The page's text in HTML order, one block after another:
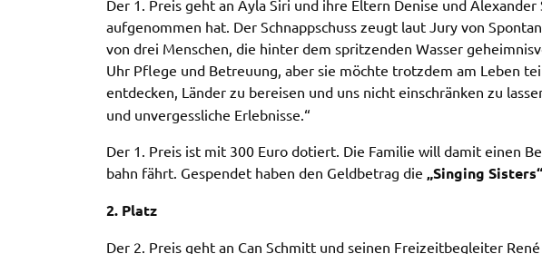
Der 1. Preis geht an Ayla Siri und ihre Eltern Deni­se und
aufge­nom­men hat. Der Schnapp­schuss zeugt laut Jury von
von drei Menschen, die hinter dem sprit­zen­den Wasser
Uhr Pfle­ge und Betreu­ung, aber sie möch­te trotz­dem am Leben
entde­cken, Länder zu berei­sen und uns nicht einschrän­ken zu
und unver­gess­li­che Erleb­nis­se.“
Der 1. Preis ist mit 300 Euro dotiert. Die Fami­lie will damit einen
bahn fährt. Gespen­det haben den Geld­be­trag die „Singing Sisters“
2. Platz
Der 2. Preis geht an Can Schmitt und seinen Frei­zeit­be­glei­ter
Anzeige Online Kartendienst
WEBANALYSE
Unser Webanalyse-Tool Matomo verwendet Cookies. Mit
diesen Cookies können wir die Nutzung unserer Webseite
analysieren und beispielsweise ermitteln, wie häufig und in
bleiben dabei als Nutzer anonym.